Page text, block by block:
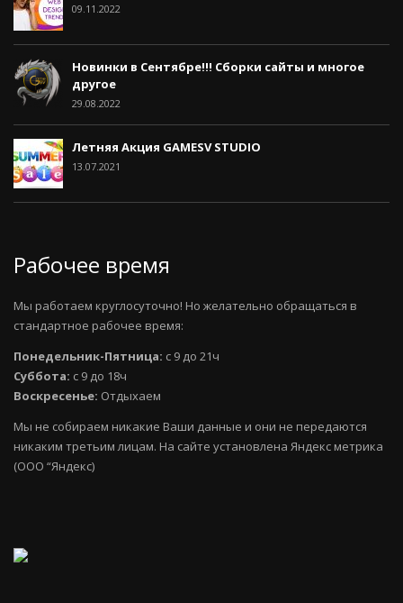
09.11.2022
Новинки в Сентябре!!! Сборки сайты и многое
другое
29.08.2022
Летняя Акция GAMESV STUDIO
13.07.2021
Рабочее время
Мы работаем круглосуточно! Но желательно обращаться в
стандартное рабочее время:
Понедельник-Пятница: с 9 до 21ч
Суббота: с 9 до 18ч
Воскресенье: Отдыхаем
Мы не собираем никакие Ваши данные и они не передаются
никаким третьим лицам. На сайте установлена Яндекс метрика
(ООО “Яндекс)